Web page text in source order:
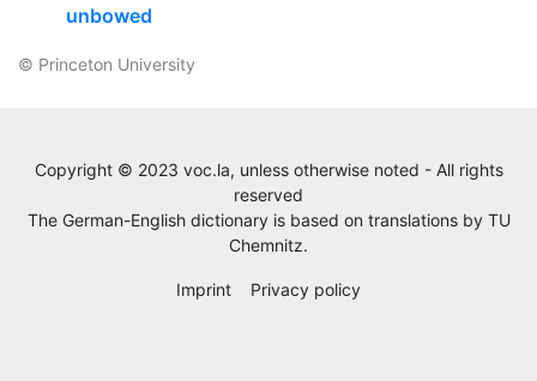
unbowed
© Princeton University
Copyright © 2023 voc.la, unless otherwise noted - All rights
reserved
The German-English dictionary is based on translations by TU
Chemnitz.
Imprint Privacy policy